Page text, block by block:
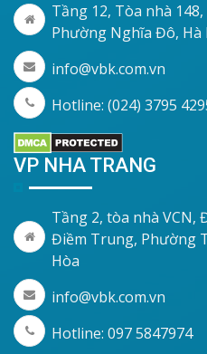
Tầng 12, Tòa nhà
Phường Nghĩa Đô, Hà
info@vbk.com.vn
Hotline: (024) 3795
VP NHA TRANG
Tầng 2, tòa nhà VCN,
Điềm Trung, Phường
Hòa
info@vbk.com.vn
Hotline: 097 5847974